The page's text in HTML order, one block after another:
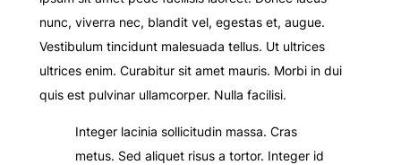
nunc, viverra nec, blandit vel, egestas et, augue.
Vestibulum tincidunt malesuada tellus. Ut ultrices
ultrices enim. Curabitur sit amet mauris. Morbi in dui
quis est pulvinar ullamcorper. Nulla facilisi.
Integer lacinia sollicitudin massa. Cras
metus. Sed aliquet risus a tortor. Integer id